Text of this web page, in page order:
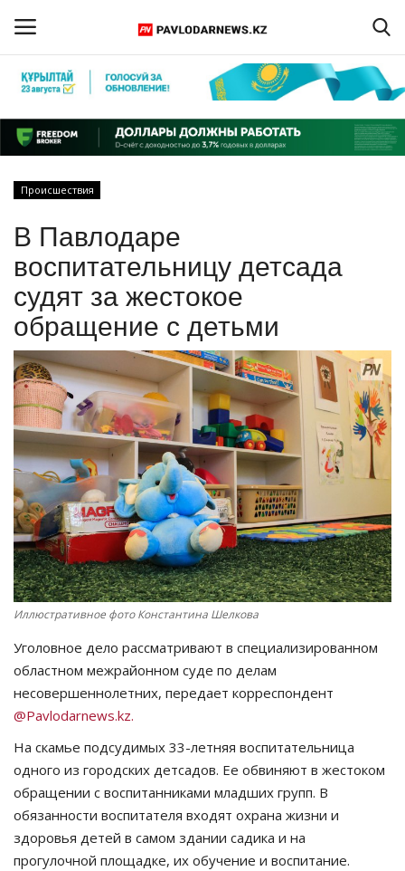
Регистрация
Главная
ПАВЛОДАРСКАЯ ОБЛАСТЬ
КАЗАХСТАН
МИР
СПЕЦПРОЕКТЫ
СПОРТ
Чек-лист
РАЗВЛЕЧЕНИЯ
OFFICIAL
Курултай
Язык
Қазақша Русский
Происшествия
В Павлодаре
воспитательницу детсада
судят за жестокое
обращение с детьми
Иллюстративное фото Константина Шелкова
Уголовное дело рассматривают в специализированном
областном межрайонном суде по делам
несовершеннолетних, передает корреспондент
@Pavlodarnews.kz.
На скамье подсудимых 33-летняя воспитательница
одного из городских детсадов. Ее обвиняют в жестоком
обращении с воспитанниками младших групп. В
обязанности воспитателя входят охрана жизни и
здоровья детей в самом здании садика и на
прогулочной площадке, их обучение и воспитание.